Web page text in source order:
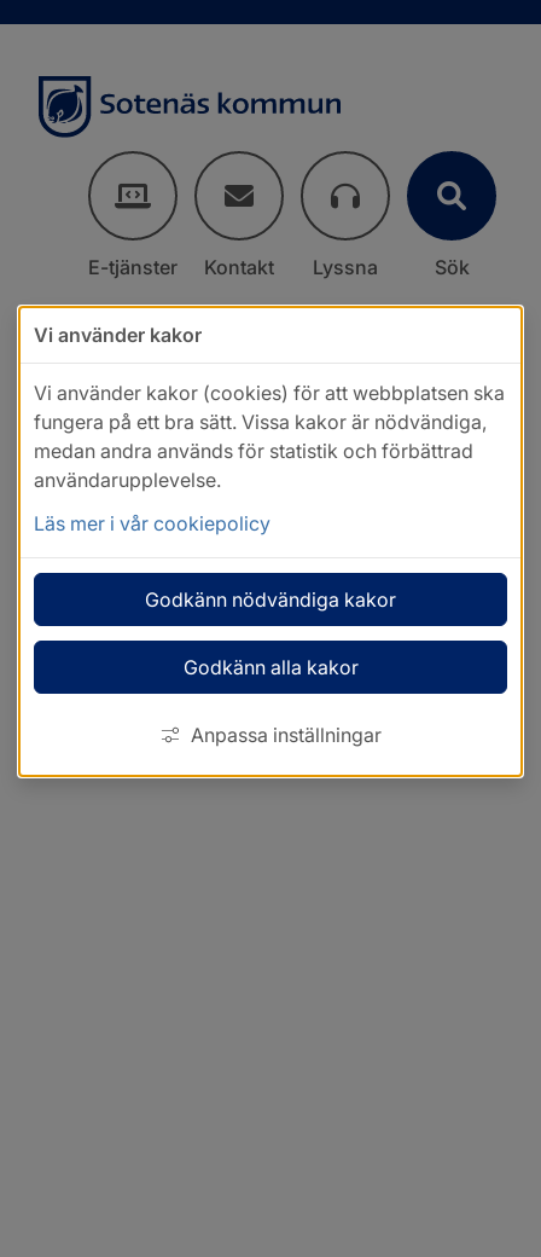
E-tjänster Kontakt Lyssna Sök
Vi använder kakor
Vi använder kakor (cookies) för att webbplatsen ska
fungera på ett bra sätt. Vissa kakor är nödvändiga,
medan andra används för statistik och förbättrad
användarupplevelse.
Läs mer i vår cookiepolicy
Godkänn nödvändiga kakor
Godkänn alla kakor
Anpassa inställningar